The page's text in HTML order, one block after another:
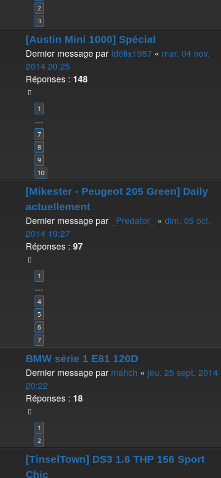
2
3
[Austin Mini 1000] Spécial
Dernier message par Idéfix1987 « mar. 04 nov.
2014 20:25
Réponses : 148
1
…
7
8
9
10
[Mikester - Peugeot 205 Green] Daily
actuellement
Dernier message par _Predator_ « dim. 05 oct.
2014 19:27
Réponses : 97
1
…
4
5
6
7
BMW série 1 E81 120D
Dernier message par mahch « jeu. 25 sept. 2014
20:22
Réponses : 18
1
2
[TinselTown] DS3 1.6 THP 156 Sport
Chic